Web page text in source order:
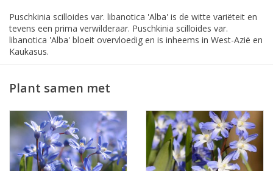
Puschkinia scilloides var. libanotica 'Alba' is de witte variëteit en
tevens een prima verwilderaar. Puschkinia scilloides var.
libanotica 'Alba' bloeit overvloedig en is inheems in West-Azië en
Kaukasus.
Plant samen met